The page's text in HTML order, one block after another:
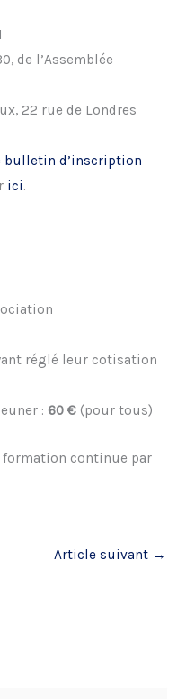
de l’Assemblée
22 rue de Londres
bulletin d’inscription
ici.
réglé leur cotisation
: 60 € (pour tous)
formation continue par
Article suivant →